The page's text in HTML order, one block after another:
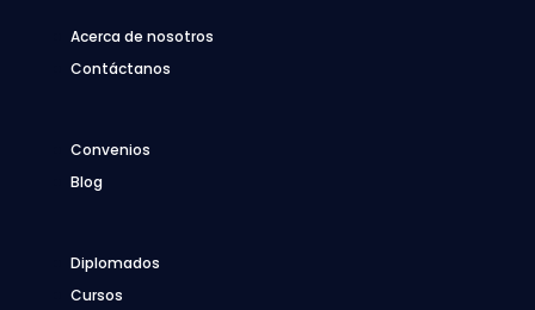
Acerca de nosotros
Contáctanos
Convenios
Blog
Diplomados
Cursos